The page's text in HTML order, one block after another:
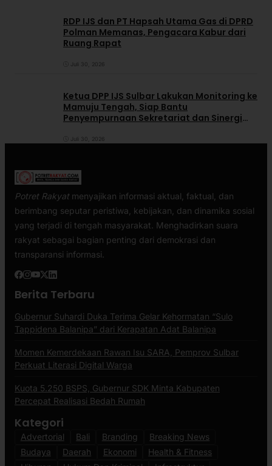
RDP IJS dan PT Hapsah Utama Gas di DPRD
Polman Memanas, Pengacara Kabur dari
Ruang Rapat
Juli 30, 2026
Ketua DPP IJS Sulbar Lakukan Monitoring ke
Mamuju Tengah, Siap Bantu
Penyempurnaan Sekretariat dan Sinergi
Juli 30, 2026
Potret Rakyatmenyajikan informasi aktual, faktual, dan
berimbang seputar peristiwa, kebijakan, dan dinamika sosial
yang terjadi di tengah masyarakat. Menghadirkan suara
rakyat sebagai bagian penting dari demokrasi dan
transparansi informasi.
Berita Terbaru
Gubernur Suhardi Duka Terima Gelar Kehormatan “Sulo
Tappidena Balanipa” dari Kerapatan Adat Balanipa
Momen Kemerdekaan Rawan Isu SARA, Pemprov Sulbar
Perkuat Literasi Digital Warga
Kuota 5.250 BSPS, Gubernur SDK Minta Kabupaten
Percepat Realisasi Bedah Rumah
Kategori
Advertorial Bali Branding
Breaking News
Budaya
Daerah Ekonomi
Health & Fitness